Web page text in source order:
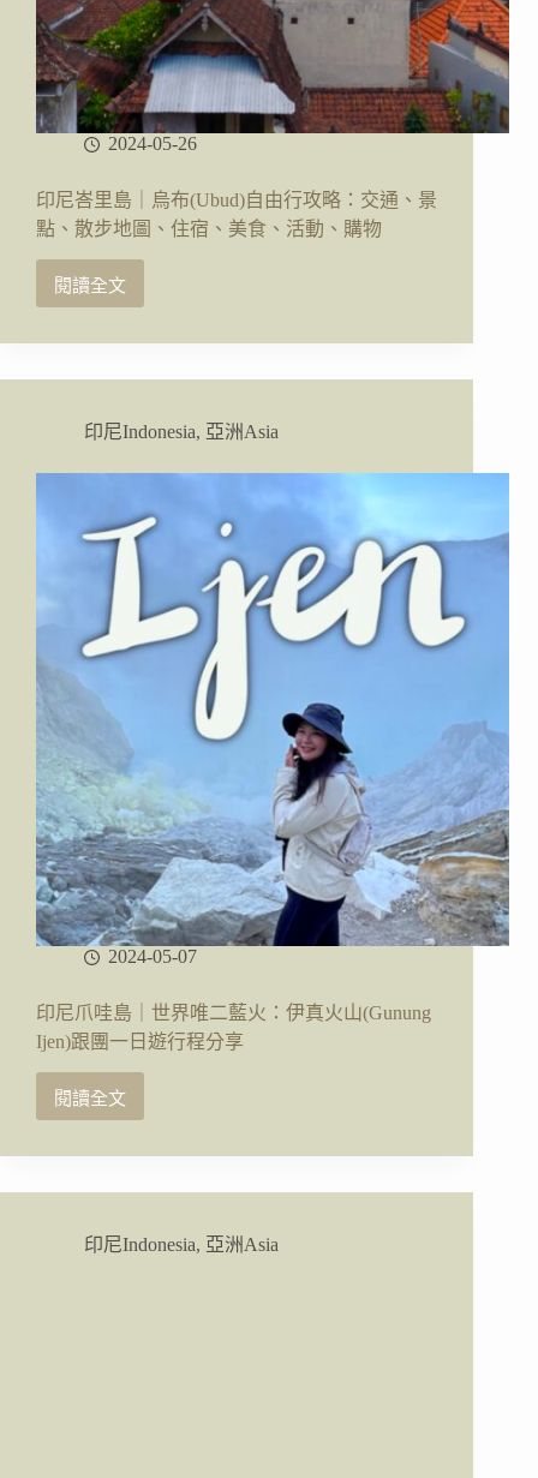
2024-05-26
印尼峇里島｜烏布(Ubud)自由行攻略：交通、景
點、散步地圖、住宿、美食、活動、購物
閱讀全文
印
峇
｜
烏
布
自
由
略：
交
景
點、
步
地
圖、
住
宿、
美
食、
活
購
物
印尼Indonesia, 亞洲Asia
2024-05-07
印尼爪哇島｜世界唯二藍火：伊真火山(Gunung
Ijen)跟團一日遊行程分享
閱讀全文
印
爪
｜
世
印尼Indonesia, 亞洲Asia